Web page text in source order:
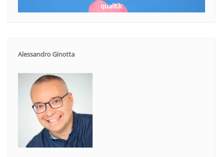
qualità:
Alessandro Ginotta